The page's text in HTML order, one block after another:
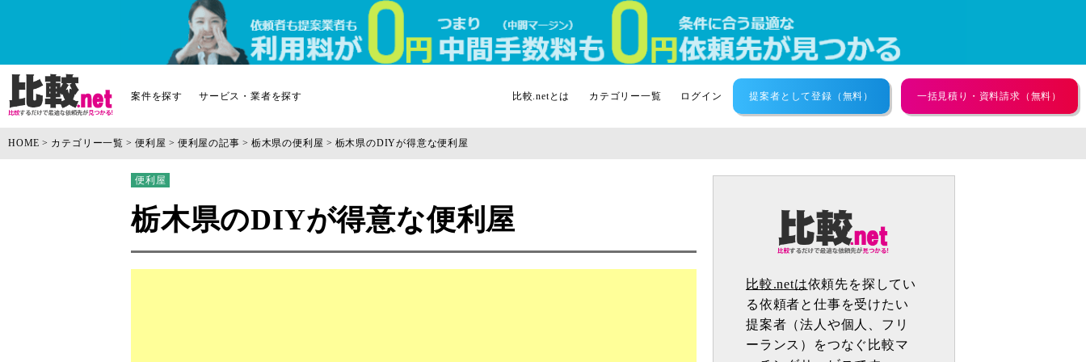
案件を探す サービス・業者を探す 比較.netとは カテゴリー一覧 ログイン 提案者として登録（無料） 一括見積り・資料請求（無料）
HOME カテゴリー一覧 便利屋 便利屋の記事 栃木県の便利屋 栃木県のDIYが得意な便利屋
便利屋
栃木県のDIYが得意な便利屋
比較.netは依頼先を探してい
る依頼者と仕事を受けたい
提案者（法人や個人、フリ
ーランス）をつなぐ比較マ